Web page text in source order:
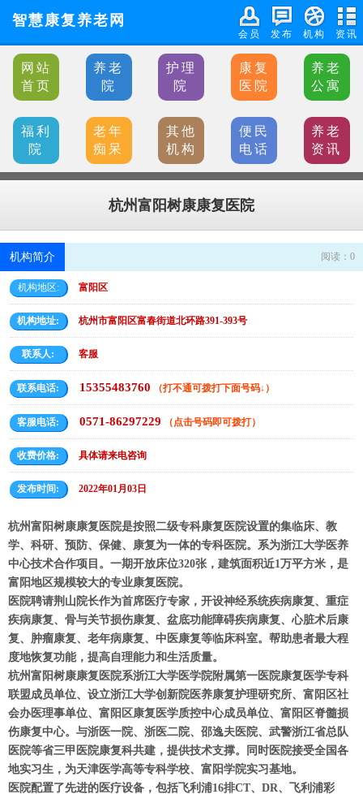
资讯
机构
发布
会员
智慧康复养老网
网站
首页
养老
院
护理
院
康复
医院
养老
公寓
福利
院
老年
痴呆
其他
机构
便民
电话
养老
资讯
杭州富阳树康康复医院
机构简介 阅读： 0
机构地区: 富阳区
机构地址: 杭州市富阳区富春街道北环路391-393号
联系人: 客服
联系电话: 15355483760 （打不通可拨打下面号码↓）
客服电话: 0571-86297229 （点击号码即可拨打）
收费价格: 具体请来电咨询
发布时间: 2022年01月03日
杭州富阳树康康复医院是按照二级专科康复医院设置的集临床、教
学、科研、预防、保健、康复为一体的专科医院。系为浙江大学医养
中心技术合作项目。一期开放床位320张，建筑面积近1万平方米，是
富阳地区规模较大的专业康复医院。
医院聘请荆山院长作为首席医疗专家，开设神经系统疾病康复、重症
疾病康复、骨与关节损伤康复、盆底功能障碍疾病康复、心脏术后康
复、肿瘤康复、老年病康复、中医康复等临床科室。帮助患者最大程
度地恢复功能，提高自理能力和生活质量。
杭州富阳树康康复医院系浙江大学医学院附属第一医院康复医学专科
联盟成员单位、设立浙江大学创新院医养康复护理研究所、富阳区社
会办医理事单位、富阳区康复医学质控中心成员单位、富阳区脊髓损
伤康复中心。与浙医一院、浙医二院、邵逸夫医院、武警浙江省总队
医院等省三甲医院康复科共建，提供技术支撑。同时医院接受全国各
地实习生，为天津医学高等专科学校、富阳学院实习基地。
医院配置了先进的医疗设备，包括飞利浦16排CT、DR、飞利浦彩